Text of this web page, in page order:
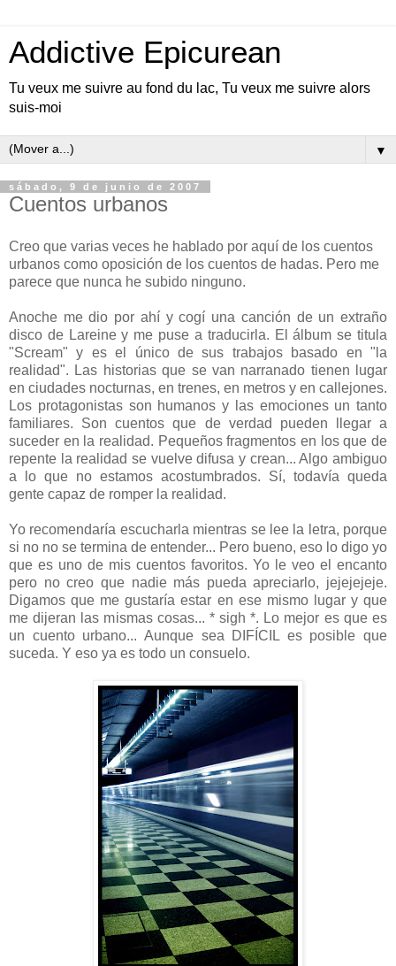
Addictive Epicurean
Tu veux me suivre au fond du lac, Tu veux me suivre alors
suis-moi
▼
sábado, 9 de junio de 2007
Cuentos urbanos
Creo que varias veces he hablado por aquí de los cuentos
urbanos como oposición de los cuentos de hadas. Pero me
parece que nunca he subido ninguno.
Anoche me dio por ahí y cogí una canción de un extraño
disco de Lareine y me puse a traducirla. El álbum se titula
"Scream" y es el único de sus trabajos basado en "la
realidad". Las historias que se van narranado tienen lugar
en ciudades nocturnas, en trenes, en metros y en callejones.
Los protagonistas son humanos y las emociones un tanto
familiares. Son cuentos que de verdad pueden llegar a
suceder en la realidad. Pequeños fragmentos en los que de
repente la realidad se vuelve difusa y crean... Algo ambiguo
a lo que no estamos acostumbrados. Sí, todavía queda
gente capaz de romper la realidad.
Yo recomendaría escucharla mientras se lee la letra, porque
si no no se termina de entender... Pero bueno, eso lo digo yo
que es uno de mis cuentos favoritos. Yo le veo el encanto
pero no creo que nadie más pueda apreciarlo, jejejejeje.
Digamos que me gustaría estar en ese mismo lugar y que
me dijeran las mismas cosas... * sigh *. Lo mejor es que es
un cuento urbano... Aunque sea DIFÍCIL es posible que
suceda. Y eso ya es todo un consuelo.